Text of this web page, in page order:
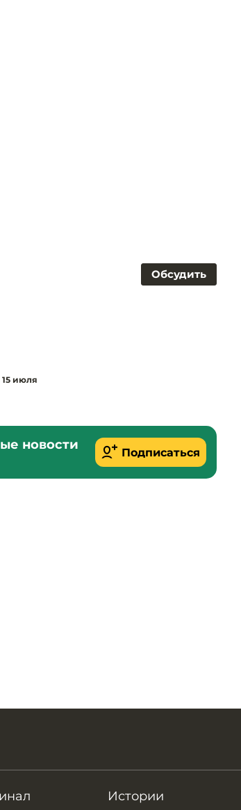
Обсудить
июля
новости
Подписаться
Истории